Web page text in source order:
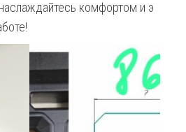
комфортом и э